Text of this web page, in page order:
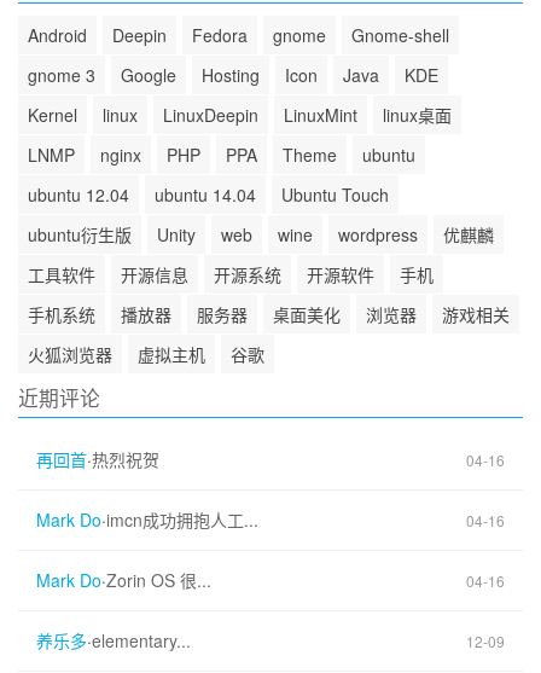
Android Deepin Fedora gnome
Gnome-shell
gnome 3
Google Hosting Icon Java
KDE
Kernel
linux LinuxDeepin LinuxMint
linux桌面
LNMP
nginx PHP PPA Theme
ubuntu
ubuntu 12.04
ubuntu 14.04
Ubuntu Touch
ubuntu衍生版
Unity web wine wordpress
优麒麟
工具软件
开源信息 开源系统 开源软件
手机
手机系统
播放器 服务器 桌面美化 浏览器
游戏相关
火狐浏览器
虚拟主机 谷歌
近期评论
再回首·热烈祝贺 04-16
Mark Do·imcn成功拥抱人工... 04-16
Mark Do·Zorin OS 很... 04-16
养乐多·elementary... 12-09